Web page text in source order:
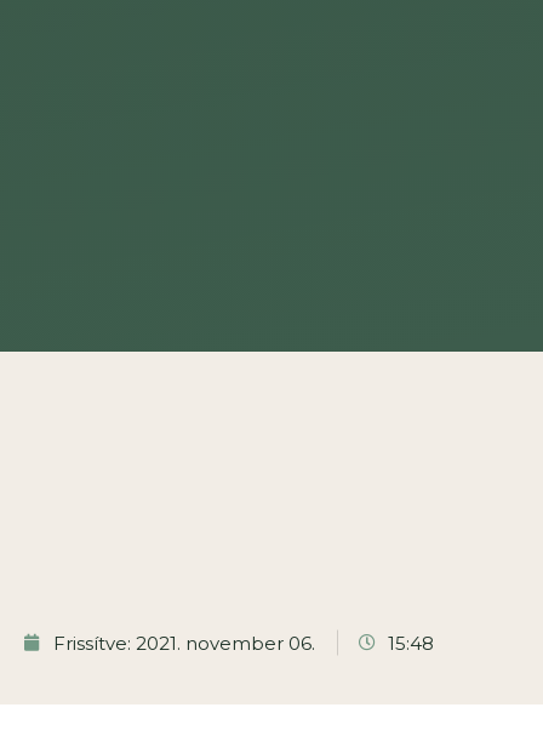
Frissítve: 2021. november 06. 15:48